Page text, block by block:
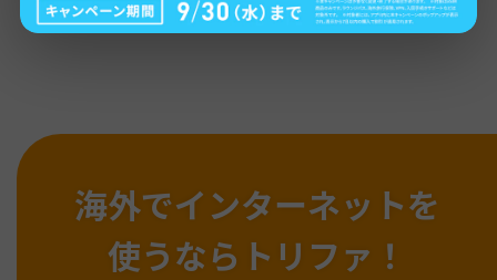
海外でインターネットを
使うならトリファ！